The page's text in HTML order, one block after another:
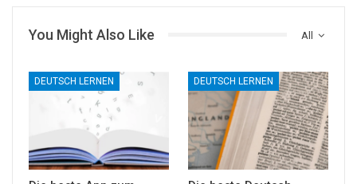
All
You Might Also Like
DEUTSCH LERNEN DEUTSCH LERNEN